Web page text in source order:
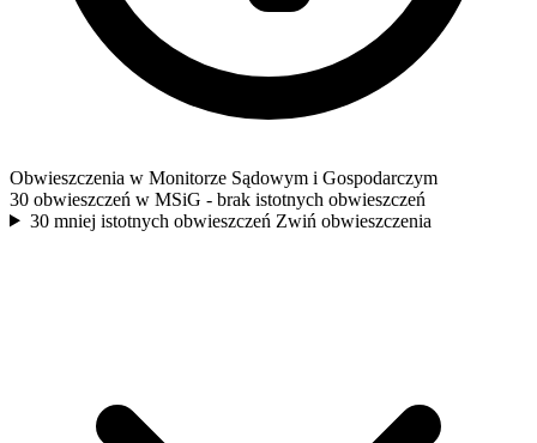
Obwieszczenia w Monitorze Sądowym i Gospodarczym
30 obwieszczeń w MSiG - brak istotnych obwieszczeń
30 mniej istotnych obwieszczeń Zwiń obwieszczenia